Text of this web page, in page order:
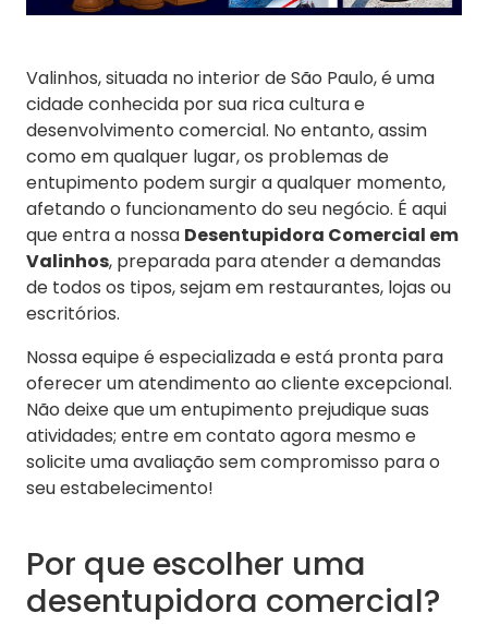
Valinhos, situada no interior de São Paulo, é uma
cidade conhecida por sua rica cultura e
desenvolvimento comercial. No entanto, assim
como em qualquer lugar, os problemas de
entupimento podem surgir a qualquer momento,
afetando o funcionamento do seu negócio. É aqui
que entra a nossa Desentupidora Comercial em
Valinhos, preparada para atender a demandas
de todos os tipos, sejam em restaurantes, lojas ou
escritórios.
Nossa equipe é especializada e está pronta para
oferecer um atendimento ao cliente excepcional.
Não deixe que um entupimento prejudique suas
atividades; entre em contato agora mesmo e
solicite uma avaliação sem compromisso para o
seu estabelecimento!
Por que escolher uma
desentupidora comercial?